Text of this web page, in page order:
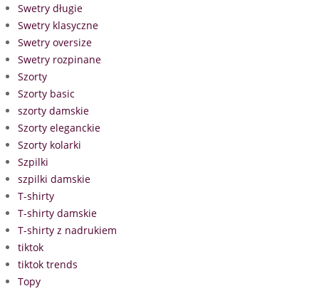
Swetry długie
Swetry klasyczne
Swetry oversize
Swetry rozpinane
Szorty
Szorty basic
szorty damskie
Szorty eleganckie
Szorty kolarki
Szpilki
szpilki damskie
T-shirty
T-shirty damskie
T-shirty z nadrukiem
tiktok
tiktok trends
Topy